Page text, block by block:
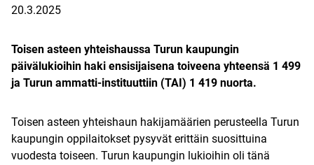
20.3.2025
Toisen asteen yhteishaussa Turun kaupungin
päivälukioihin haki ensisijaisena toiveena yhteensä 1 499
ja Turun ammatti-instituuttiin (TAI) 1 419 nuorta.
Toisen asteen yhteishaun hakijamäärien perusteella Turun
kaupungin oppilaitokset pysyvät erittäin suosittuina
vuodesta toiseen. Turun kaupungin lukioihin oli tänä